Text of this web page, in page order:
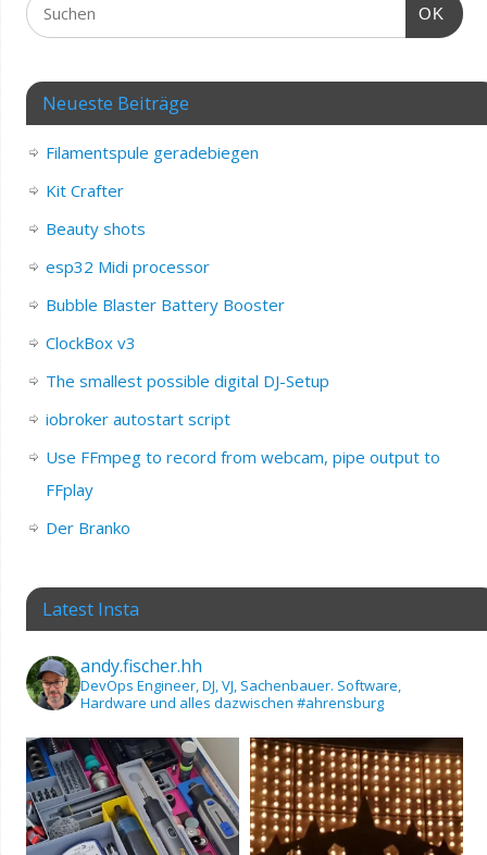
OK
Neueste Beiträge
Filamentspule geradebiegen
Kit Crafter
Beauty shots
esp32 Midi processor
Bubble Blaster Battery Booster
ClockBox v3
The smallest possible digital DJ-Setup
iobroker autostart script
Use FFmpeg to record from webcam, pipe output to
FFplay
Der Branko
Latest Insta
andy.fischer.hh
DevOps Engineer, DJ, VJ, Sachenbauer. Software,
Hardware und alles dazwischen #ahrensburg